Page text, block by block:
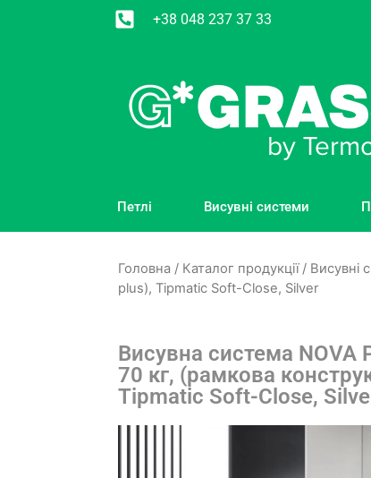
+38 048 237 37 33
Петлі Висувні системи
Головна / Каталог продукції/ Висувні
plus), Tipmatic Soft-Close, Silver
Висувна система NOVA
70 кг, (рамкова
Tipmatic Soft-Close,